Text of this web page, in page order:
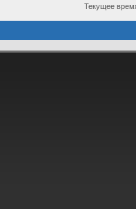
Текущее